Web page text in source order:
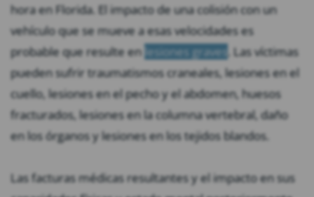
hora en Florida. El impacto de una colisión con un
vehículo que se mueve a esas velocidades es
probable que resulte en lesiones graves . Las víctimas
pueden sufrir traumatismos craneales, lesiones en el
cuello, lesiones en el pecho y el abdomen, huesos
fracturados, lesiones en la columna vertebral, daño
en los órganos y lesiones en los tejidos blandos.
Las facturas médicas resultantes y el impacto en sus